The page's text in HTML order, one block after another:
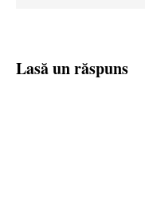
Lasă un răspuns